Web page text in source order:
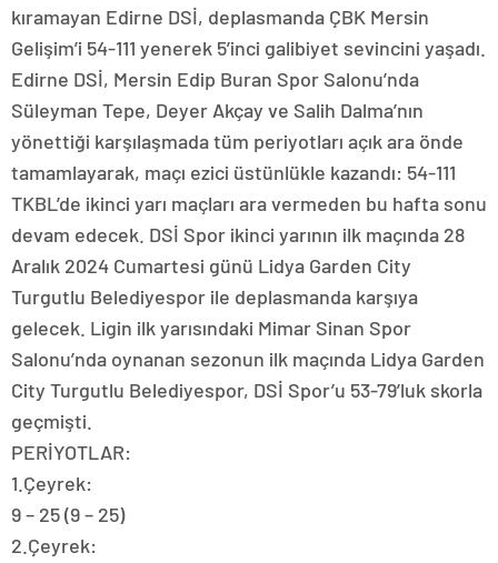
kıramayan Edirne DSİ, deplasmanda ÇBK Mersin
Gelişim’i 54-111 yenerek 5’inci galibiyet sevincini yaşadı.
Edirne DSİ, Mersin Edip Buran Spor Salonu’nda
Süleyman Tepe, Deyer Akçay ve Salih Dalma’nın
yönettiği karşılaşmada tüm periyotları açık ara önde
tamamlayarak, maçı ezici üstünlükle kazandı: 54-111
TKBL’de ikinci yarı maçları ara vermeden bu hafta sonu
devam edecek. DSİ Spor ikinci yarının ilk maçında 28
Aralık 2024 Cumartesi günü Lidya Garden City
Turgutlu Belediyespor ile deplasmanda karşıya
gelecek. Ligin ilk yarısındaki Mimar Sinan Spor
Salonu’nda oynanan sezonun ilk maçında Lidya Garden
City Turgutlu Belediyespor, DSİ Spor’u 53-79’luk skorla
geçmişti.
PERİYOTLAR:
1.Çeyrek:
9 – 25 (9 – 25)
2.Çeyrek: